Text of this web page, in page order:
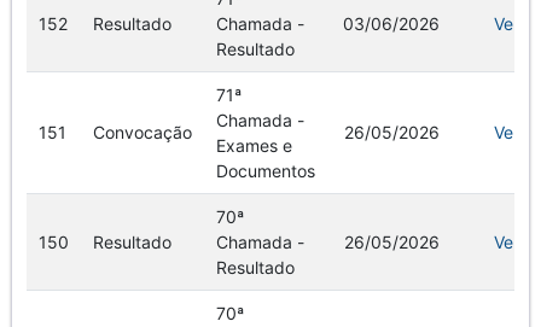
152 Resultado
Chamada -
Resultado
03/06/2026 Ver
151 Convocação
71ª
Chamada -
Exames e
Documentos
26/05/2026 Ver
150 Resultado
70ª
Chamada -
Resultado
26/05/2026 Ver
70ª